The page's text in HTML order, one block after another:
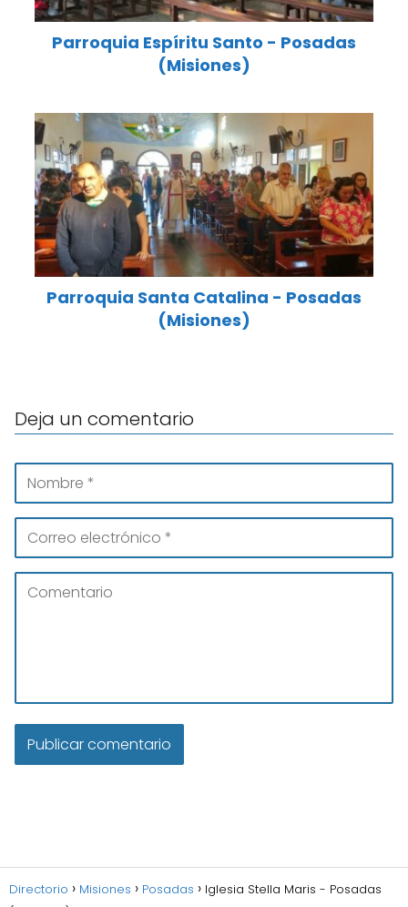
Parroquia Espíritu Santo - Posadas
(Misiones)
Parroquia Santa Catalina - Posadas
(Misiones)
Deja un comentario
Directorio Misiones Posadas
Iglesia Stella Maris - Posadas